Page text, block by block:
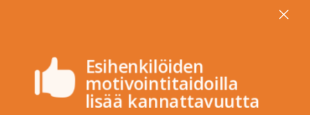
 Esihenkilöiden
motivointitaidoilla
lisää kannattavuutta
×